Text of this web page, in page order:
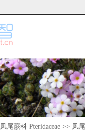
凤尾蕨科 Pteridaceae >> 凤